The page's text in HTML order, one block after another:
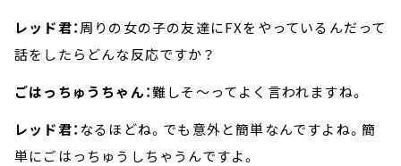
レッド君：周りの女の子の友達にFXをやっているんだって
話をしたらどんな反応ですか？
ごはっちゅうちゃん：難しそ～ってよく言われますね。
レッド君： なるほどね。でも意外と簡単なんですよね。簡
単にごはっちゅうしちゃうんですよ。